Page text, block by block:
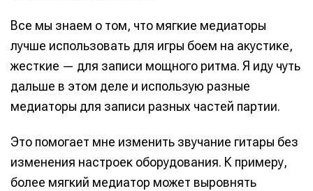
Все мы знаем о том, что мягкие медиаторы
лучше использовать для игры боем на акустике,
жесткие — для записи мощного ритма. Я иду чуть
дальше в этом деле и использую разные
медиаторы для записи разных частей партии.
Это помогает мне изменить звучание гитары без
изменения настроек оборудования. К примеру,
более мягкий медиатор может выровнять